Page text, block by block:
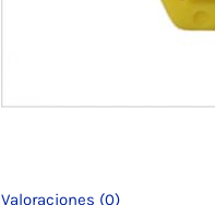
Valoraciones (0)